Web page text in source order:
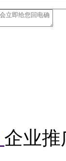
企业推